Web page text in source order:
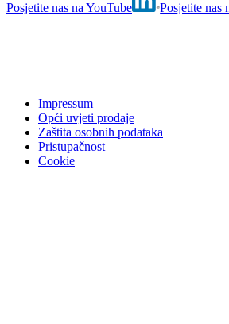
Posjetite nas na YouTube
Posjetite nas
Impressum
Opći uvjeti prodaje
Zaštita osobnih podataka
Pristupačnost
Cookie